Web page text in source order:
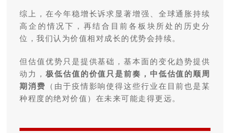
综上，在今年稳增长诉求显著增强、全球通胀持续
高企的情况下，再结合目前各板块所处的历史分
位，我们认为价值相对成长的优势会持续。
但估值优势只是提供基础，基本面的变化趋势提供
动力，极低估值的价值只是前奏，中低估值的顺周
期消费
（由于疫情影响使得这些行业在目前也是某
种程度的绝对价值）在未来可能走得更远。